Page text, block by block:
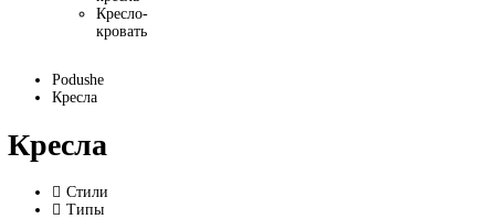
Кресло-
кровать
Podushe
Кресла
Кресла
Стили
Типы